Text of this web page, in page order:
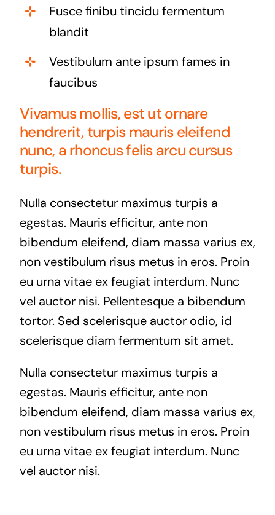
Fusce finibu tincidu fermentum
blandit
Vestibulum ante ipsum fames in
faucibus
Vivamus mollis, est ut ornare
hendrerit, turpis mauris eleifend
nunc, a rhoncus felis arcu cursus
turpis.
Nulla consectetur maximus turpis a
egestas. Mauris efficitur, ante non
bibendum eleifend, diam massa varius ex,
non vestibulum risus metus in eros. Proin
eu urna vitae ex feugiat interdum. Nunc
vel auctor nisi. Pellentesque a bibendum
tortor. Sed scelerisque auctor odio, id
scelerisque diam fermentum sit amet.
Nulla consectetur maximus turpis a
egestas. Mauris efficitur, ante non
bibendum eleifend, diam massa varius ex,
non vestibulum risus metus in eros. Proin
eu urna vitae ex feugiat interdum. Nunc
vel auctor nisi.